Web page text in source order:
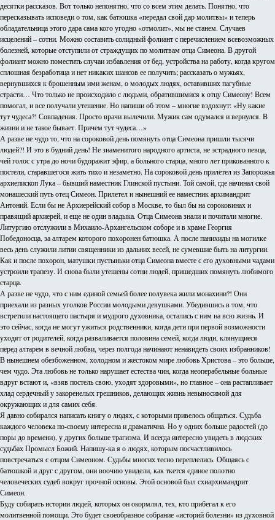
десятки рассказов. Вот только непонятно, что со всем этим делать. Понятно, что
пересказывать исповеди о том, как батюшка «передал свой дар молитвы» и теперь
обладательница этого дара сама кого угодно «отмолит», мы не станем. Случаев
исцелений – сотни. Можно составить солидный фолиант с перечислением всевозможных
болезней, которые отступили от страждущих по молитвам отца Симеона. В другой
фолиант можно поместить случаи избавления от бед, устройства на работу, когда кругом
сплошная безработица и нет никаких шансов ее получить; рассказать о мужьях,
вернувшихся к брошенным ими женам, о молодых людях, оставивших пагубные
страсти… Что только не происходило с людьми, обратившимися к отцу Симеону! Всем
помогал, и все получали утешение. Но напиши об этом – многие вздохнут: «Ну какие
тут чудеса?! Совпадения. Просто врачи вылечили. Мужик сам одумался и вернулся. В
жизни и не такое бывает. Причем тут чудеса…»
А разве не чудо то, что на сороковой день помянуть отца Симеона пришли тысячи
людей?! И это в будний день! Не знаменитого народного артиста, не эстрадного певца,
чей голос с утра до ночи будоражит эфир, а больного старца, много лет прикованного к
постели, старавшегося жить тихо и незаметно. На сороковой день прилетел из Запорожья
архиепископ Лука – бывший наместник Глинской пустыни. Той самой, где начинал свой
монашеский путь отец Симеон. Прилетел и нынешний ее наместник архимандрит
Антоний. Если бы не Архиерейский собор в Москве, то был бы на сороковинах и
правящий архиерей, и еще не один владыка. Отца Симеона знали и почитали многие.
Литургию отслужили в Михаило-Архангельском соборе и в храме Георгия
Победоносца, за алтарем которого похоронен батюшка. А после панихиды на могилке
весь день служили литии священники из дальних весей, не сумевшие быть на литургии.
Как и после похорон, матушки пустыньки отца Симеона вместе с его духовными чадами
устроили трапезу. И снова были утешены сотни людей, пришедших помянуть любимого
старца.
А разве не чудо, что с ним единой семьей более полувека жили монахини?! Они
приехали из разных уголков России молодыми девушками. Убедившись в том, что
встретили настоящего пастыря и мудрого духовника, остались с ним на всю жизнь. И
это сейчас, когда не могут ужиться родственники, когда дети при первой возможности
уходят от родителей, когда разваливается половина семей, когда люди, клянущиеся
перед алтарем в вечной любви, через полгода начинают ненавидеть своих избранников!
В нынешнем обезбоженном, холодном и жестоком мире любовь Христова – это больше,
чем чудо. Эта любовь не только нарушает естества чин, когда неоперабельные больные
вдруг встают и, «взяв постель свою, уходят здоровыми», но главное – она растапливает
хлад сердечный у закоренелых грешников, делающих жизнь невыносимой для
окружающих и для самих себя.
Я давно собирался написать книгу о людях, с которыми привелось общаться. Судьба
каждого человека по-своему интересна и драматична. Но у одних больше радостей (до
поры до времени), у других больше трагизма. И всегда интересно увидеть в людских
судьбах Промысл Божий. Напишу-ка я о людях, которым посчастливилось
повстречаться с отцом Симеоном. Судьбы многих тесно переплелись. Общаясь с
батюшкой и друг с другом, они воочию увидели, как ткется единое полотно
человеческих судеб вокруг прочной основы. Этой основой был схиархимандрит
Симеон.
Буду собирать истории людей, которых он окормлял, тех, кто прибегал к его
молитвенной помощи. Это будет своеобразное собрание «историй болезни» из духовной